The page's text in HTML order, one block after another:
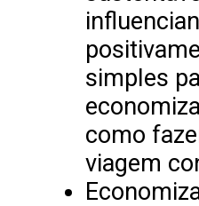
simples
como
viagem